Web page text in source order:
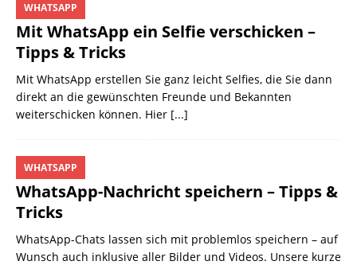
Mit WhatsApp ein Selfie verschicken –
Tipps & Tricks
WHATSAPP
Mit WhatsApp erstellen Sie ganz leicht Selfies, die Sie dann
direkt an die gewünschten Freunde und Bekannten
weiterschicken können. Hier [...]
WhatsApp-Nachricht speichern – Tipps &
Tricks
WHATSAPP
WhatsApp-Chats lassen sich mit problemlos speichern – auf
Wunsch auch inklusive aller Bilder und Videos. Unsere kurze